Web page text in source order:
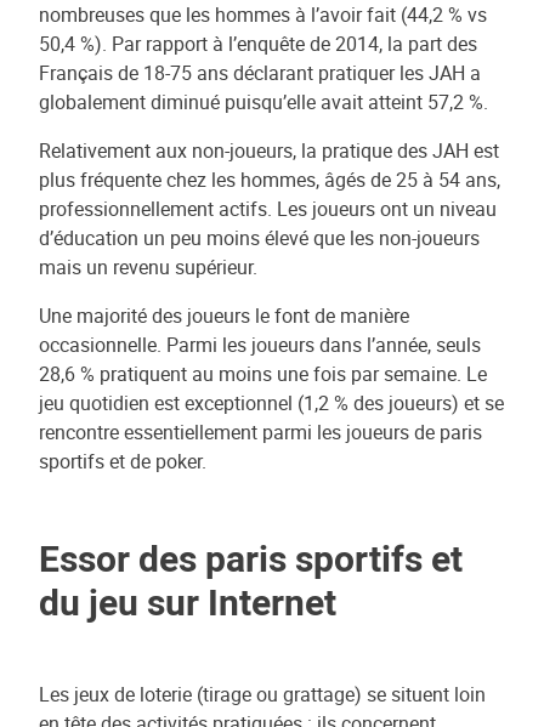
nombreuses que les hommes à l’avoir fait (44,2 % vs
50,4 %). Par rapport à l’enquête de 2014, la part des
Français de 18-75 ans déclarant pratiquer les JAH a
globalement diminué puisqu’elle avait atteint 57,2 %.
Relativement aux non-joueurs, la pratique des JAH est
plus fréquente chez les hommes, âgés de 25 à 54 ans,
professionnellement actifs. Les joueurs ont un niveau
d’éducation un peu moins élevé que les non-joueurs
mais un revenu supérieur.
Une majorité des joueurs le font de manière
occasionnelle. Parmi les joueurs dans l’année, seuls
28,6 % pratiquent au moins une fois par semaine. Le
jeu quotidien est exceptionnel (1,2 % des joueurs) et se
rencontre essentiellement parmi les joueurs de paris
sportifs et de poker.
Essor des paris sportifs et
du jeu sur Internet
Les jeux de loterie (tirage ou grattage) se situent loin